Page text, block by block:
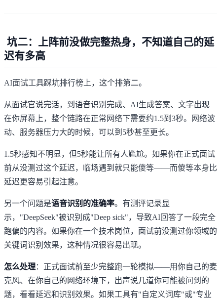
坑二：上阵前没做完整热身，不知道自己的延
迟有多高
AI面试工具踩坑排行榜上，这个排第二。
从面试官说完话，到语音识别完成、AI生成答案、文字出现
在你屏幕上，整个链路在正常网络下需要约1.5到3秒。网络波
动、服务器压力大的时候，可以到5秒甚至更长。
1.5秒感知不明显，但5秒能让所有人尴尬。如果你在正式面试
前从没测过这个延迟，临场遇到就只能傻等——而傻等本身比
延迟更容易引起注意。
另一个问题是语音识别的准确率。 有测评记录显
示，"DeepSeek"被识别成"Deep sick"，导致AI回答了一段完全
跑偏的内容。如果你在一个技术岗位，面试前没测过你领域的
关键词识别效果，这种情况很容易出现。
怎么处理：正式面试前至少完整跑一轮模拟——用你自己的麦
克风、在你自己的网络环境下，出声说几道你可能被问到的
题，看看延迟和识别效果。如果工具有"自定义词库"或"专业